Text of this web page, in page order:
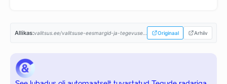
Allikas: Originaal Arhiiv